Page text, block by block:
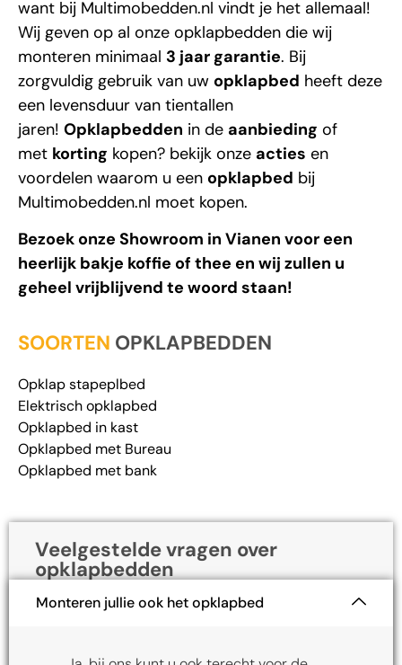
want bij Multimobedden.nl vindt je het allemaal!
Wij geven op al onze opklapbedden die wij
monteren minimaal 3 jaar garantie. Bij
zorgvuldig gebruik van uw opklapbed heeft deze
een levensduur van tientallen
jaren! Opklapbedden in de aanbieding of
met korting kopen? bekijk onze acties en
voordelen waarom u een opklapbed bij
Multimobedden.nl moet kopen.
Bezoek onze Showroom in Vianen voor een
heerlijk bakje koffie of thee en wij zullen u
geheel vrijblijvend te woord staan!
SOORTEN OPKLAPBEDDEN
Opklap stapeplbed
Elektrisch opklapbed
Opklapbed in kast
Opklapbed met Bureau
Opklapbed met bank
Veelgestelde vragen over
opklapbedden
Monteren jullie ook het opklapbed